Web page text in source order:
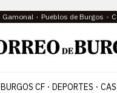
Gamonal Pueblos de Burgos
BURGOS CF DEPORTES